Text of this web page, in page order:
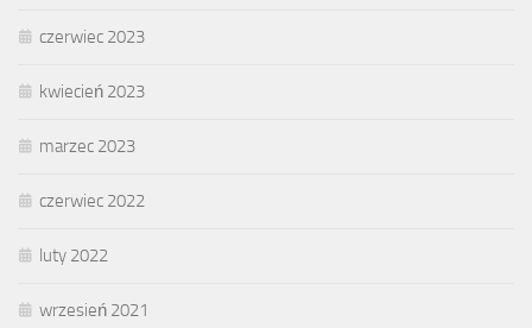
czerwiec 2023
kwiecień 2023
marzec 2023
czerwiec 2022
luty 2022
wrzesień 2021